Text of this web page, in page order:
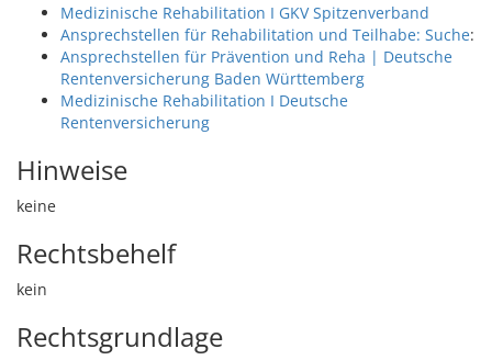
Medizinische Rehabilitation I GKV Spitzenverband
Ansprechstellen für Rehabilitation und Teilhabe: Suche:
Ansprechstellen für Prävention und Reha | Deutsche
Rentenversicherung Baden Württemberg
Medizinische Rehabilitation I Deutsche
Rentenversicherung
Hinweise
keine
Rechtsbehelf
kein
Rechtsgrundlage